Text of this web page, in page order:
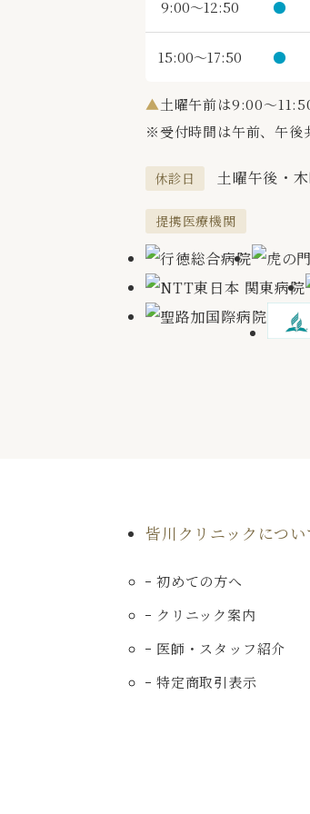
9:00～12:50 ●
15:00～17:50 ●
▲土曜午前は9:00～
※受付時間は午前、午後
休診日 土曜午後・
提携医療機関
皆川クリニックについ
初めての方へ
クリニック案内
医師・スタッフ紹介
特定商取引表示